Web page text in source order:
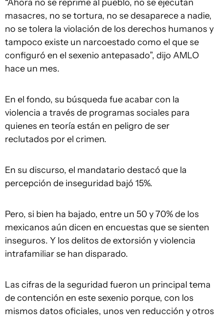
“Ahora no se reprime al pueblo, no se ejecutan
masacres, no se tortura, no se desaparece a nadie,
no se tolera la violación de los derechos humanos y
tampoco existe un narcoestado como el que se
configuró en el sexenio antepasado”, dijo AMLO
hace un mes.
En el fondo, su búsqueda fue acabar con la
violencia a través de programas sociales para
quienes en teoría están en peligro de ser
reclutados por el crimen.
En su discurso, el mandatario destacó que la
percepción de inseguridad bajó 15%.
Pero, si bien ha bajado, entre un 50 y 70% de los
mexicanos aún dicen en encuestas que se sienten
inseguros. Y los delitos de extorsión y violencia
intrafamiliar se han disparado.
Las cifras de la seguridad fueron un principal tema
de contención en este sexenio porque, con los
mismos datos oficiales, unos ven reducción y otros